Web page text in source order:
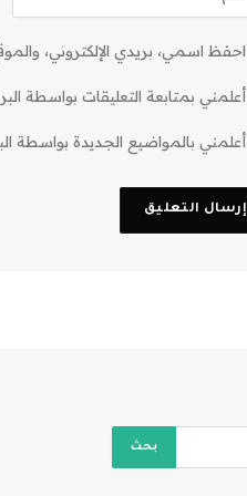
احفظ اسمي، بريدي الإلكتروني،
أعلمني بمتابعة التعليقات بواسطة
أعلمني بالمواضيع الجديدة بواسطة